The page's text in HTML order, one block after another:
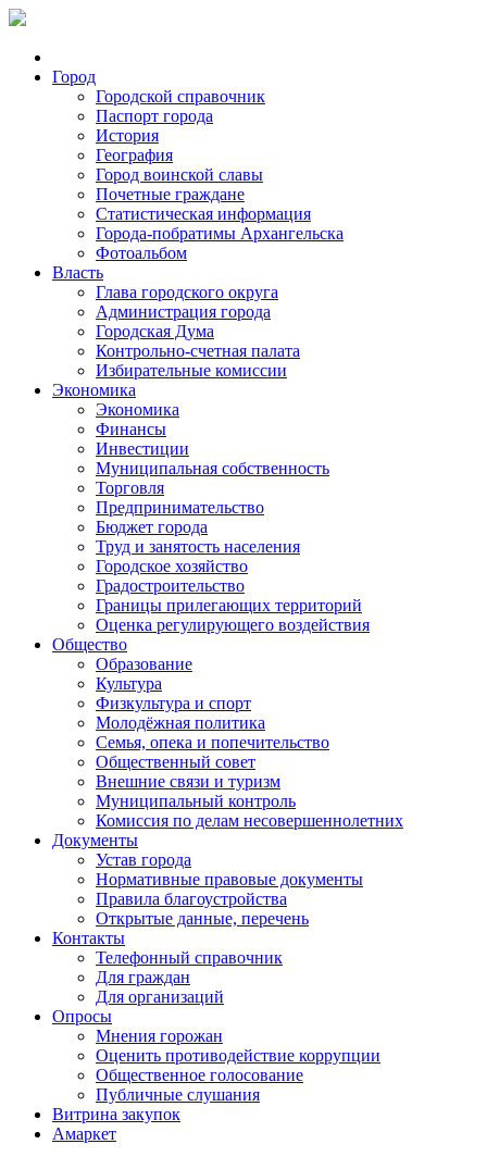
Город
Городской справочник
Паспорт города
История
География
Город воинской славы
Почетные граждане
Статистическая информация
Города-побратимы Архангельска
Фотоальбом
Власть
Глава городского округа
Администрация города
Городская Дума
Контрольно-счетная палата
Избирательные комиссии
Экономика
Экономика
Финансы
Инвестиции
Муниципальная собственность
Торговля
Предпринимательство
Бюджет города
Труд и занятость населения
Городское хозяйство
Градостроительство
Границы прилегающих территорий
Оценка регулирующего воздействия
Общество
Образование
Культура
Физкультура и спорт
Молодёжная политика
Семья, опека и попечительство
Общественный совет
Внешние связи и туризм
Муниципальный контроль
Комиссия по делам несовершеннолетних
Документы
Устав города
Нормативные правовые документы
Правила благоустройства
Открытые данные, перечень
Контакты
Телефонный справочник
Для граждан
Для организаций
Опросы
Мнения горожан
Оценить противодействие коррупции
Общественное голосование
Публичные слушания
Витрина закупок
Амаркет